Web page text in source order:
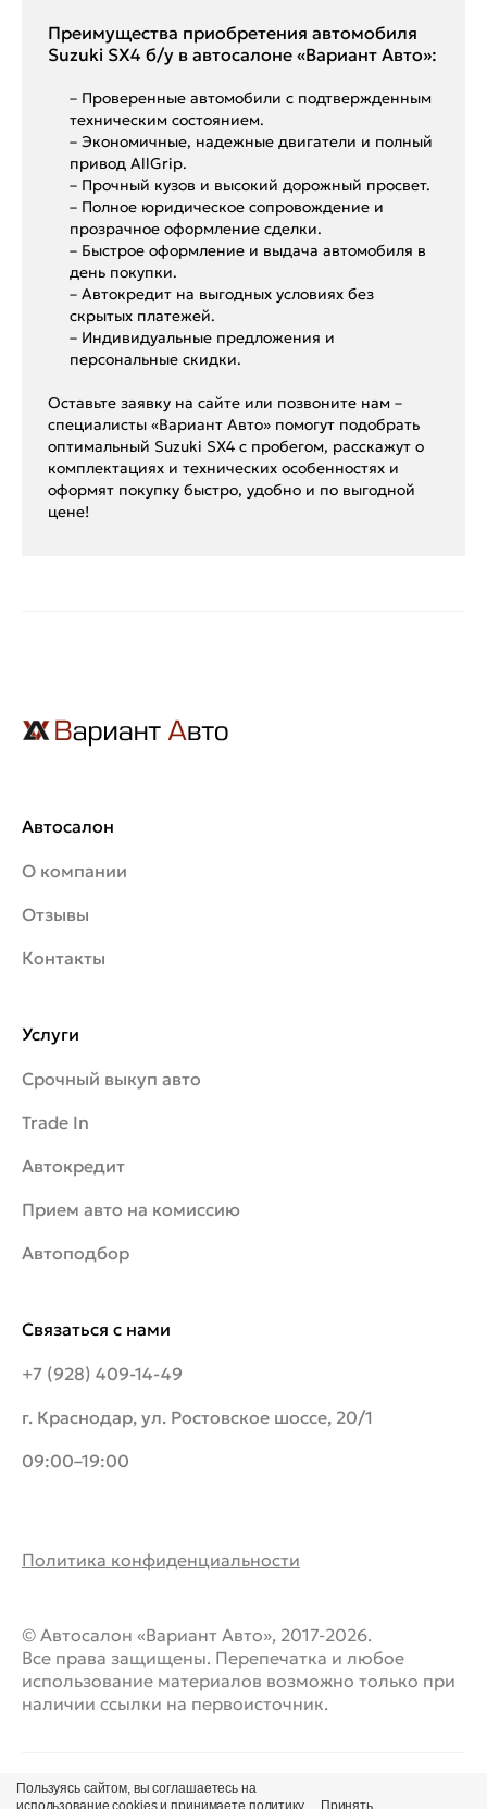
Преимущества приобретения автомобиля
Suzuki SX4 б/у в автосалоне «Вариант Авто»:
– Проверенные автомобили с подтвержденным
техническим состоянием.
– Экономичные, надежные двигатели и полный
привод AllGrip.
– Прочный кузов и высокий дорожный просвет.
– Полное юридическое сопровождение и
прозрачное оформление сделки.
– Быстрое оформление и выдача автомобиля в
день покупки.
– Автокредит на выгодных условиях без
скрытых платежей.
– Индивидуальные предложения и
персональные скидки.
Оставьте заявку на сайте или позвоните нам –
специалисты «Вариант Авто» помогут подобрать
оптимальный Suzuki SX4 с пробегом, расскажут о
комплектациях и технических особенностях и
оформят покупку быстро, удобно и по выгодной
цене!
Автосалон
О компании
Отзывы
Контакты
Связаться с нами
+7 (928) 409-14-49
г. Краснодар, ул. Ростовское шоссе, 20/1
09:00–19:00
Услуги
Срочный выкуп авто
Trade In
Автокредит
Прием авто на комиссию
Автоподбор
Политика конфиденциальности
© Автосалон «Вариант Авто», 2017-2026.
Все права защищены. Перепечатка и любое
использование материалов возможно только при
наличии ссылки на первоисточник.
Пользуясь сайтом, вы соглашаетесь на
использование cookies и принимаете политику Принять